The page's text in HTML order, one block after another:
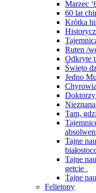
Marzec
60 lat
Krótka
Ruten /
Odkryte
Święto
Jedno
Tam,
Tajne
Tajne
getcie
Tajne
Felietony